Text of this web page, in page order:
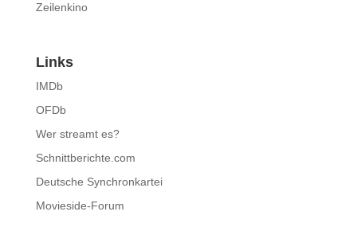
Zeilenkino
Links
IMDb
OFDb
Wer streamt es?
Schnittberichte.com
Deutsche Synchronkartei
Movieside-Forum